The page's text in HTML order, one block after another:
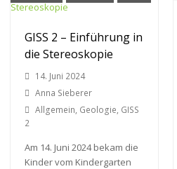
GISS 2 – Einführung in
die Stereoskopie
14. Juni 2024
Anna Sieberer
Allgemein, Geologie, GISS
2
Am 14. Juni 2024 bekam die
Kinder vom Kindergarten